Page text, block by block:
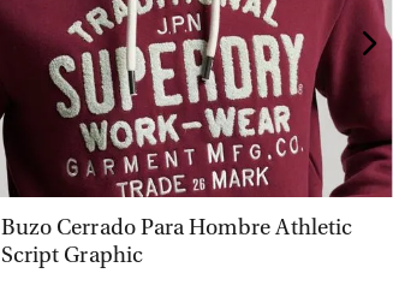
VISTA RÁPIDA
Buzo Cerrado Para Hombre Athletic
Script Graphic